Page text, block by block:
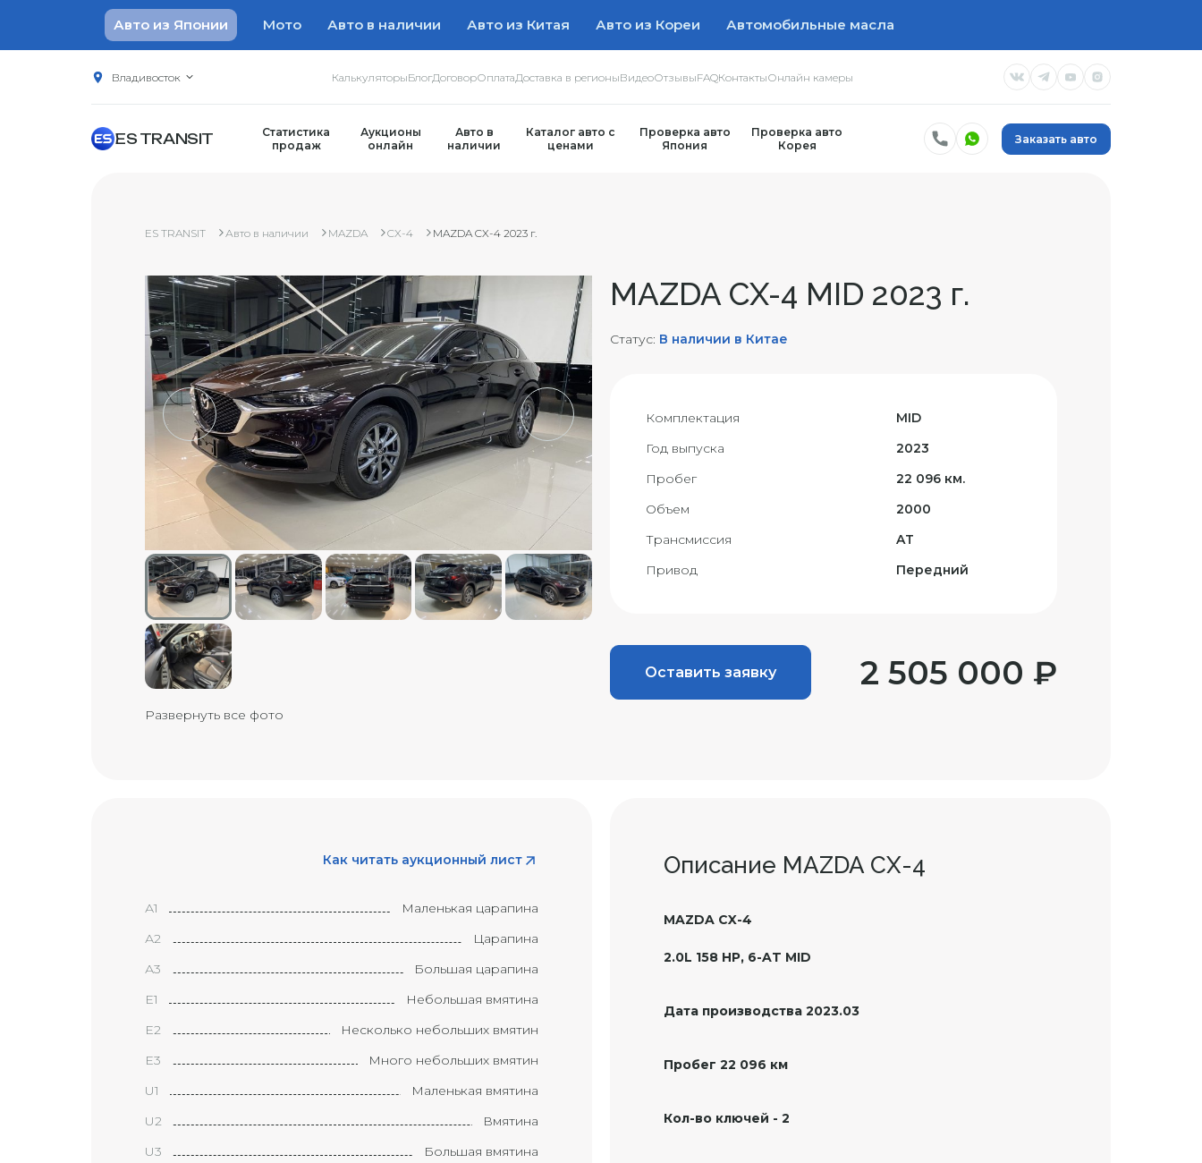
Авто из Японии Мото Авто в наличии Авто из Китая Авто из Кореи Автомобильные масла
Владивосток КалькуляторыБлогДоговорОплатаДоставка в регионыВидеоОтзывыFAQКонтактыОнлайн камеры
ES TRANSIT
Статистика
продаж
Аукционы
онлайн
Авто в
наличии
Каталог авто с
ценами
Проверка авто
Япония
Проверка авто
Корея
Заказать авто
ES TRANSIT Авто в наличии MAZDA CX-4 MAZDA CX-4 2023 г.
MAZDA CX-4 MID 2023 г.
Статус: В наличии в Китае
Развернуть все фото
Комплектация
MID
Год выпуска
2023
Пробег
22 096 км.
Объем
2000
Трансмиссия
AT
Привод
Передний
Оставить заявку 2 505 000 ₽
Как читать аукционный лист
А1
Маленькая царапина
А2
Царапина
А3
Большая царапина
Е1
Небольшая вмятина
Е2
Несколько небольших вмятин
Е3
Много небольших вмятин
U1
Маленькая вмятина
U2
Вмятина
U3
Большая вмятина
Описание MAZDA CX-4
MAZDA CX-4
2.0L 158 HP, 6-AT MID
Дата производства 2023.03
Пробег 22 096 км
Кол-во ключей - 2